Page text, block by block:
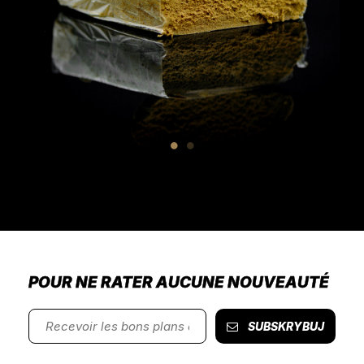
POUR NE RATER AUCUNE NOUVEAUTÉ
SUBSKRYBUJ